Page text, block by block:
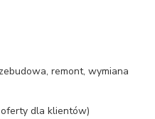
remont, wymiana
dla klientów)